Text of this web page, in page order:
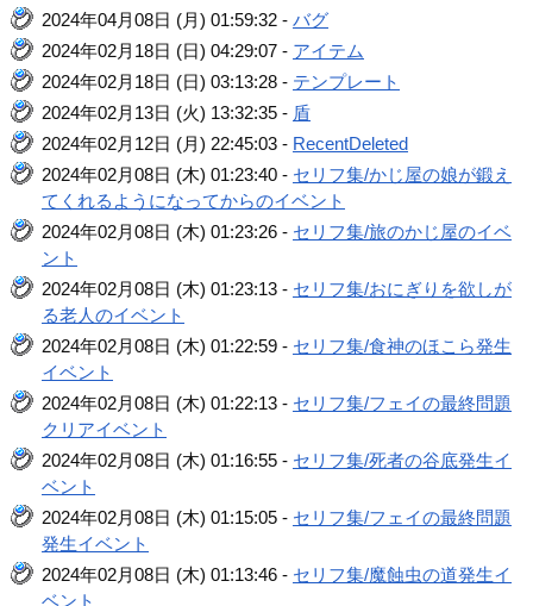
2024年04月08日 (月) 01:59:32 -バグ
2024年02月18日 (日) 04:29:07 - アイテム
2024年02月18日 (日) 03:13:28 - テンプレート
2024年02月13日 (火) 13:32:35 - 盾
2024年02月12日 (月) 22:45:03 - RecentDeleted
2024年02月08日 (木) 01:23:40 - セリフ集/かじ屋の娘が鍛え
てくれるようになってからのイベント
2024年02月08日 (木) 01:23:26 - セリフ集/旅のかじ屋のイベ
ント
2024年02月08日 (木) 01:23:13 - セリフ集/おにぎりを欲しが
る老人のイベント
2024年02月08日 (木) 01:22:59 - セリフ集/食神のほこら発生
イベント
2024年02月08日 (木) 01:22:13 - セリフ集/フェイの最終問題
クリアイベント
2024年02月08日 (木) 01:16:55 - セリフ集/死者の谷底発生イ
ベント
2024年02月08日 (木) 01:15:05 - セリフ集/フェイの最終問題
発生イベント
2024年02月08日 (木) 01:13:46 - セリフ集/魔蝕虫の道発生イ
ベント